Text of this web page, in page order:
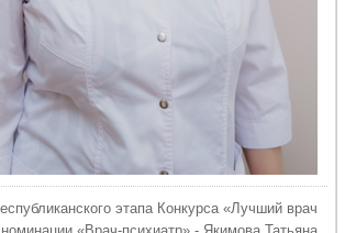
этапа Конкурса «Лучший врач